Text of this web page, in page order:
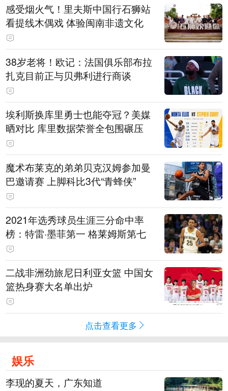
感受烟火气！里夫斯中国行石狮站
看提线木偶戏 体验闽南非遗文化
38岁老将！欧记：法国俱乐部布拉
扎克目前正与贝弗利进行商谈
埃利斯换库里勇士也能夺冠？美媒
晒对比 库里数据荣誉全包围碾压
魔术布莱克的弟弟贝克汉姆参加曼
巴邀请赛 上脚科比3代“青蜂侠”
2021年选秀球员生涯三分命中率
榜：特雷·墨菲第一 格莱姆斯第七
二战非洲劲旅尼日利亚女篮 中国女
篮热身赛大名单出炉
点击查看更多
娱乐
李现的夏天，广东知道